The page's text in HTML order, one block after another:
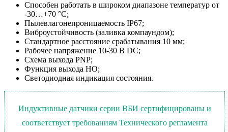
Способен работать в широком диапазоне температур от
-30…+70 °С;
Пылевлагонепроницаемость IP67;
Виброустойчивость (заливка компаундом);
Стандартное расстояние срабатывания 10 мм;
Рабочее напряжение 10-30 В DC;
Схема выхода PNP;
Функция выхода НО;
Светодиодная индикация состояния.
Индуктивные датчики серии ВБИ сертифицированы и
соответствует требованиям Технического регламента